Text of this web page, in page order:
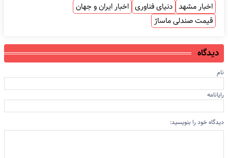
اخبار مشهد دنیای فناوری اخبار ایران و جهان
قیمت صندلی ماساژ
دیدگاه
نام
رایانامه
دیدگاه خود را بنویسید: